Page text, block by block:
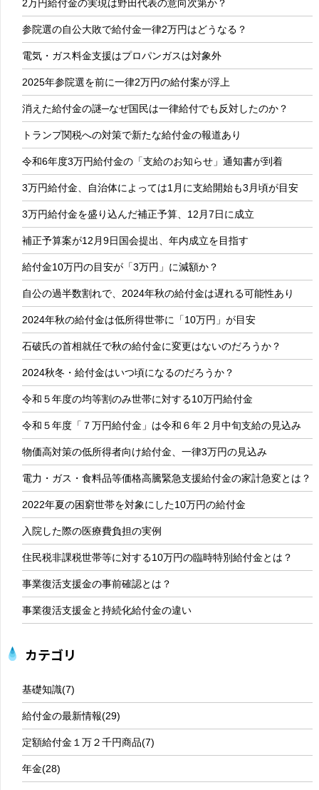
2万円給付金の実現は野田代表の意向次第か？
参院選の自公大敗で給付金一律2万円はどうなる？
電気・ガス料金支援はプロパンガスは対象外
2025年参院選を前に一律2万円の給付案が浮上
消えた給付金の謎─なぜ国民は一律給付でも反対したのか？
トランプ関税への対策で新たな給付金の報道あり
令和6年度3万円給付金の「支給のお知らせ」通知書が到着
3万円給付金、自治体によっては1月に支給開始も3月頃が目安
3万円給付金を盛り込んだ補正予算、12月7日に成立
補正予算案が12月9日国会提出、年内成立を目指す
給付金10万円の目安が「3万円」に減額か？
自公の過半数割れで、2024年秋の給付金は遅れる可能性あり
2024年秋の給付金は低所得世帯に「10万円」が目安
石破氏の首相就任で秋の給付金に変更はないのだろうか？
2024秋冬・給付金はいつ頃になるのだろうか？
令和５年度の均等割のみ世帯に対する10万円給付金
令和５年度「７万円給付金」は令和６年２月中旬支給の見込み
物価高対策の低所得者向け給付金、一律3万円の見込み
電力・ガス・食料品等価格高騰緊急支援給付金の家計急変とは？
2022年夏の困窮世帯を対象にした10万円の給付金
入院した際の医療費負担の実例
住民税非課税世帯等に対する10万円の臨時特別給付金とは？
事業復活支援金の事前確認とは？
事業復活支援金と持続化給付金の違い
カテゴリ
基礎知識(7)
給付金の最新情報(29)
定額給付金１万２千円商品(7)
年金(28)